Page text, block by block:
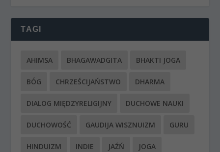
TAGI
AHIMSA BHAGAWADGITA BHAKTI JOGA
BÓG CHRZEŚCIJAŃSTWO DHARMA
DIALOG MIĘDZYRELIGIJNY DUCHOWE NAUKI
DUCHOWOŚĆ GAUDIJA WISZNUIZM GURU
HINDUIZM INDIE JAŹŃ JOGA